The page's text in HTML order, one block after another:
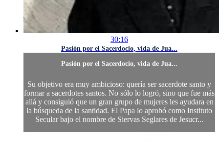
30:16
Pasión por el Sacerdocio, vida de Jua...
Pasión por el Sacerdocio, vida de Jua...
Su objetivo era muy ambicioso: quería ser sacerdote santo y
formar a sacerdotes santos. No sólo lo logró, sino que fue más
allá y consiguió que un gran grupo de mujeres les ayudara en
la búsqueda de la santidad. El Papa lo aprobó como Instituto
Secular bajo el nombre de Siervas Seglares de Jesucr...